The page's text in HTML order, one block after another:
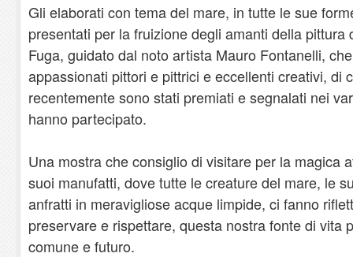
Gli elaborati con tema del mare, in tutte le sue
presentati per la fruizione degli amanti della
Fuga, guidato dal noto artista Mauro Fontanelli,
appassionati pittori e pittrici e eccellenti creativi, di
recentemente sono stati premiati e segnalati nei
hanno partecipato.
Una mostra che consiglio di visitare per la magica
suoi manufatti, dove tutte le creature del mare, le
anfratti in meravigliose acque limpide, ci fanno
preservare e rispettare, questa nostra fonte di vita
comune e futuro.